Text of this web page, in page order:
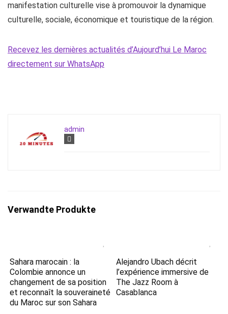
manifestation culturelle vise à promouvoir la dynamique
culturelle, sociale, économique et touristique de la région.
Recevez les dernières actualités d’Aujourd’hui Le Maroc
directement sur WhatsApp
admin
Verwandte Produkte
Sahara marocain : la
Colombie annonce un
changement de sa position
et reconnaît la souveraineté
du Maroc sur son Sahara
Alejandro Ubach décrit
l’expérience immersive de
The Jazz Room à
Casablanca